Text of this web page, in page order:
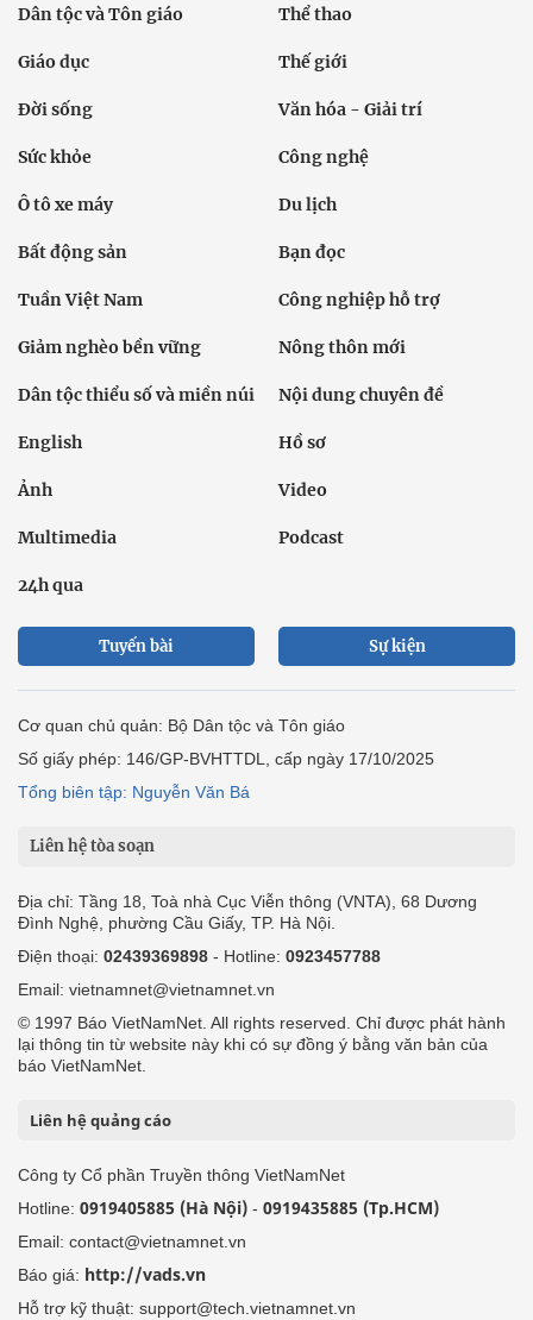
Dân tộc và Tôn giáo Thể thao
Giáo dục Thế giới
Đời sống Văn hóa - Giải trí
Sức khỏe Công nghệ
Ô tô xe máy Du lịch
Bất động sản Bạn đọc
Tuần Việt Nam Công nghiệp hỗ trợ
Giảm nghèo bền vững Nông thôn mới
Dân tộc thiểu số và miền núi Nội dung chuyên đề
English Hồ sơ
Ảnh Video
Multimedia Podcast
24h qua
Tuyến bài Sự kiện
Cơ quan chủ quản: Bộ Dân tộc và Tôn giáo
Số giấy phép: 146/GP-BVHTTDL, cấp ngày 17/10/2025
Tổng biên tập: Nguyễn Văn Bá
Liên hệ tòa soạn
Địa chỉ: Tầng 18, Toà nhà Cục Viễn thông (VNTA), 68 Dương
Đình Nghệ, phường Cầu Giấy, TP. Hà Nội.
Điện thoại: 02439369898 - Hotline: 0923457788
Email: vietnamnet@vietnamnet.vn
© 1997 Báo VietNamNet. All rights reserved. Chỉ được phát hành
lại thông tin từ website này khi có sự đồng ý bằng văn bản của
báo VietNamNet.
Liên hệ quảng cáo
Công ty Cổ phần Truyền thông VietNamNet
Hotline: 0919405885 (Hà Nội) - 0919435885 (Tp.HCM)
Email: contact@vietnamnet.vn
Báo giá: http://vads.vn
Hỗ trợ kỹ thuật: support@tech.vietnamnet.vn